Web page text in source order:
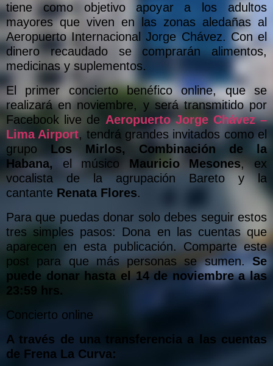
tiene como objetivo apoyar a los adultos
mayores que viven en las zonas aledañas al
Aeropuerto Internacional Jorge Chávez. Con el
dinero recaudado se comprarán alimentos,
medicinas y suplementos.
El primer concierto benéfico online, que se
realizará en noviembre, y será transmitido por
Facebook live de Aeropuerto Jorge Chávez –
Lima Airport, tendrá grandes invitados como el
grupo Los Mirlos, Combinación de la
Habana, el músico Mauricio Mesones, ex
vocalista de la agrupación Bareto y la
cantante Renata Flores.
Para que puedas donar solo debes seguir estos
tres simples pasos: Dona en las cuentas que
aparecen en esta publicación. Comparte este
post para que más personas se sumen.Se
puede donar hasta el 14 de noviembre a las
23:59 hrs.
Concierto online
A través de una transferencia a las cuentas
de Frena La Curva: